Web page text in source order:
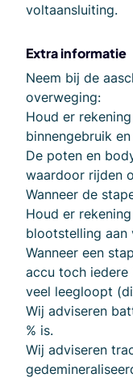
voltaansluiting.
Extra informatie
Neem bij de
overweging:
Houd er
binnengebruik
De poten en
waardoor rijden
Wanneer de
Houd er
blootstelling aan
Wanneer een
accu toch
veel leegloopt
Wij adviseren
% is.
Wij adviseren